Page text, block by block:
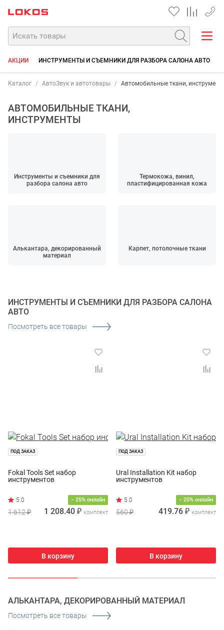
+7
АКЦИИ ИНСТРУМЕНТЫ И СЪЕМНИКИ ДЛЯ РАЗБОРА САЛОНА АВТО
Каталог АвтоЗвук и автотовары Автомобильные ткани,
АВТОМОБИЛЬНЫЕ ТКАНИ,
ИНСТРУМЕНТЫ
Инструменты и съемники для
разбора салона авто
Термокожа, винил,
пластифицированная кожа
Алькантара, декорированный
материал
Карпет, потолочные ткани
ИНСТРУМЕНТЫ И СЪЕМНИКИ ДЛЯ РАЗБОРА САЛОНА
АВТО
Посмотреть все товары
ПОД ЗАКАЗ
Fokal Tools Set набор
инструментов
− 25% онлайн
1 612 ₽ 1 208.40 ₽ комплект
В корзину
ПОД ЗАКАЗ
Ural Installation Kit набор
инструментов
− 25% онлайн
560 ₽ 419.76 ₽ комплект
В корзину
АЛЬКАНТАРА, ДЕКОРИРОВАННЫЙ МАТЕРИАЛ
Посмотреть все товары